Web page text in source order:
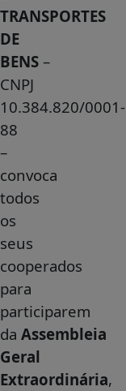
TRANSPORTES
DE
BENS –
CNPJ
10.384.820/0001-
88
–
convoca
todos
os
seus
cooperados
para
participarem
da Assembleia
Geral
Extraordinária,